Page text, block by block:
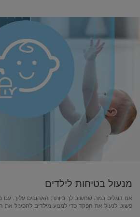
מנעול בטיחות לילדים
אנו דוגלים במה שחשוב לך ביותר: האהובים עליך. עם
פשוט לנעול את הפקד כדי למנוע מילדים להפעיל את